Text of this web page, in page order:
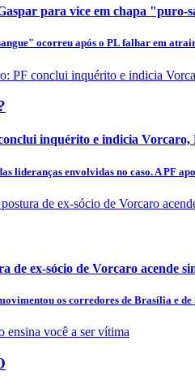
para vice em chapa "puro-
ocorreu após o PL falhar em
inquérito e indicia
lideranças envolvidas no caso. A PF
de ex-sócio de Vorcaro acende
os corredores de Brasília e